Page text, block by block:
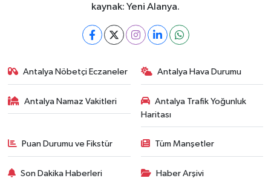
kaynak: Yeni Alanya.
Antalya Nöbetçi Eczaneler Antalya Hava Durumu
Antalya Namaz Vakitleri
Antalya Trafik Yoğunluk
Haritası
Puan Durumu ve Fikstür Tüm Manşetler
Son Dakika Haberleri Haber Arşivi